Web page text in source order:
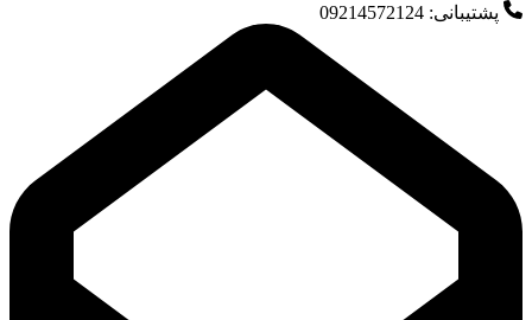
پشتیبانی: 09214572124